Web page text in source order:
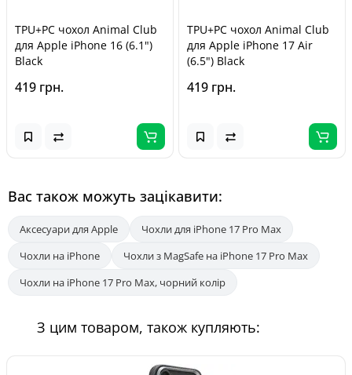
TPU+PC чохол Animal Club
для Apple iPhone 16 (6.1")
Black
419 грн.
TPU+PC чохол Animal Club
для Apple iPhone 17 Air
(6.5") Black
419 грн.
Вас також можуть зацікавити:
Аксесуари для Apple
Чохли для iPhone 17 Pro Max
Чохли на iPhone
Чохли з MagSafe на iPhone 17 Pro Max
Чохли на iPhone 17 Pro Max, чорний колір
З цим товаром, також купляють: